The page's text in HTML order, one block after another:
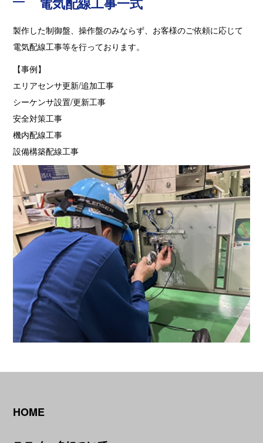
製作した制御盤、操作盤のみならず、お客様のご依頼に応じて
電気配線工事等を行っております。
【事例】
エリアセンサ更新/追加工事
シーケンサ設置/更新工事
安全対策工事
機内配線工事
設備構築配線工事
HOME